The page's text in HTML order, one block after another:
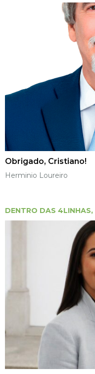
Obrigado, Cristiano!
Herminio Loureiro
DENTRO DAS 4LINHAS,